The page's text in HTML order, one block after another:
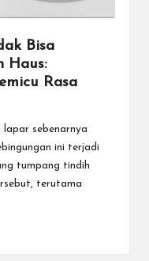
Bisa
Haus:
Rasa
lapar sebenarnya
ini terjadi
tumpang tindih
terutama